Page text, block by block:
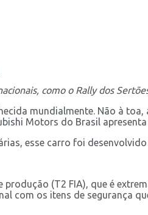
como o Rally dos
mundialmente. Não à toa,
Motors do Brasil
esse carro foi
(T2 FIA), que é
com os itens de segurança